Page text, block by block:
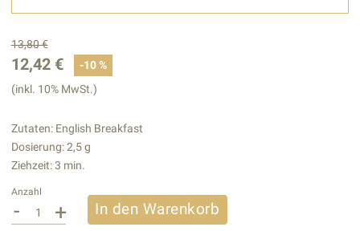
13,80 €
12,42 €
-10 %
(inkl. 10% MwSt.)
Zutaten: English Breakfast
Dosierung: 2,5 g
Ziehzeit: 3 min.
Anzahl
- + In den Warenkorb